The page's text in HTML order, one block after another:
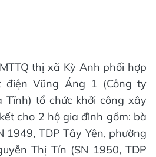
thị xã Kỳ Anh phối hợp
điện Vũng Áng 1 (Công ty
Tĩnh) tổ chức khởi công xây
cho 2 hộ gia đình gồm: bà
1949, TDP Tây Yên, phường
Thị Tín (SN 1950, TDP